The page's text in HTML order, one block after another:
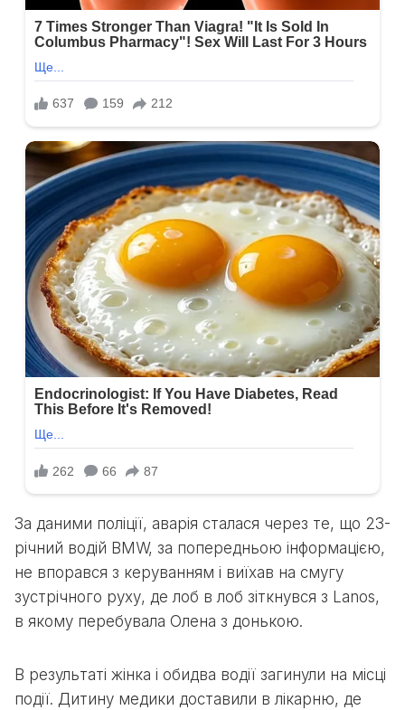
За даними поліції, аварія сталася через те, що 23-
річний водій BMW, за попередньою інформацією,
не впорався з керуванням і виїхав на смугу
зустрічного руху, де лоб в лоб зіткнувся з Lanos,
в якому перебувала Олена з донькою.
В результаті жінка і обидва водії загинули на місці
події. Дитину медики доставили в лікарню, де